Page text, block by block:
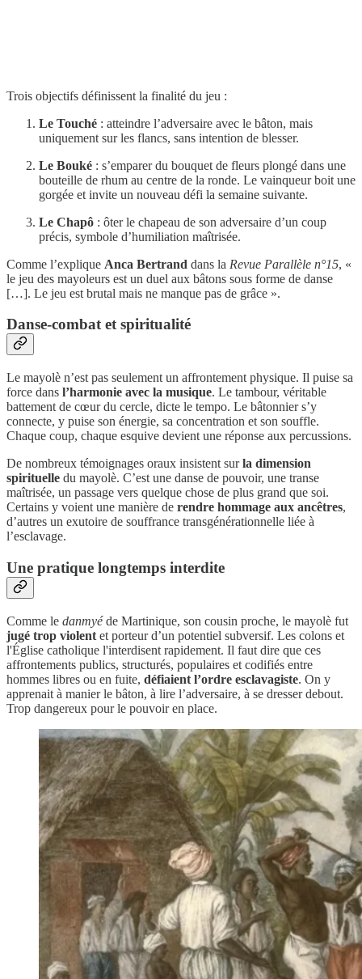
Trois objectifs définissent la finalité du jeu :
Le Touché : atteindre l’adversaire avec le bâton, mais
uniquement sur les flancs, sans intention de blesser.
Le Bouké : s’emparer du bouquet de fleurs plongé dans une
bouteille de rhum au centre de la ronde. Le vainqueur boit une
gorgée et invite un nouveau défi la semaine suivante.
Le Chapô : ôter le chapeau de son adversaire d’un coup
précis, symbole d’humiliation maîtrisée.
Comme l’explique Anca Bertrand dans la Revue Parallèle n°15, «
le jeu des mayoleurs est un duel aux bâtons sous forme de danse
[…]. Le jeu est brutal mais ne manque pas de grâce ».
Danse-combat et spiritualité
Le mayolè n’est pas seulement un affrontement physique. Il puise sa
force dans l’harmonie avec la musique. Le tambour, véritable
battement de cœur du cercle, dicte le tempo. Le bâtonnier s’y
connecte, y puise son énergie, sa concentration et son souffle.
Chaque coup, chaque esquive devient une réponse aux percussions.
De nombreux témoignages oraux insistent surla dimension
spirituelle du mayolè. C’est une danse de pouvoir, une transe
maîtrisée, un passage vers quelque chose de plus grand que soi.
Certains y voient une manière de rendre hommage aux ancêtres,
d’autres un exutoire de souffrance transgénérationnelle liée à
l’esclavage.
Une pratique longtemps interdite
Comme le danmyéde Martinique, son cousin proche, le mayolè fut
jugé trop violent et porteur d’un potentiel subversif. Les colons et
l'Église catholique l'interdisent rapidement. Il faut dire que ces
affrontements publics, structurés, populaires et codifiés entre
hommes libres ou en fuite, défiaient l’ordre esclavagiste. On y
apprenait à manier le bâton, à lire l’adversaire, à se dresser debout.
Trop dangereux pour le pouvoir en place.